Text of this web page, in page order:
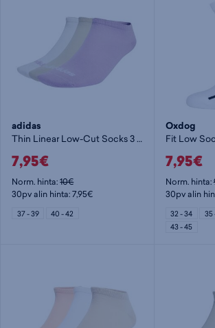
adidas
Thin Linear Low-Cut Socks 3 Pairs - nilkkasukat
7,95€
Norm. hinta:10€
30pv alin hinta: 7,95€
37 - 39 40 - 42
Oxdog
7,95€
Norm. hinta:
30pv alin
32 - 34 35
43 - 45